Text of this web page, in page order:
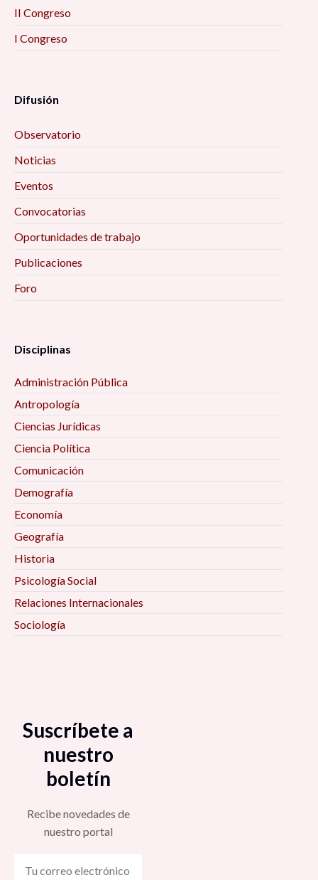
II Congreso
I Congreso
Difusión
Observatorio
Noticias
Eventos
Convocatorias
Oportunidades de trabajo
Publicaciones
Foro
Disciplinas
Administración Pública
Antropología
Ciencias Jurídicas
Ciencia Política
Comunicación
Demografía
Economía
Geografía
Historia
Psicología Social
Relaciones Internacionales
Sociología
Suscríbete a
nuestro
boletín
Recibe novedades de
nuestro portal